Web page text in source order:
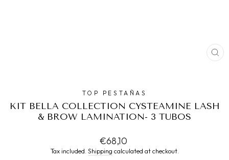
TOP PESTAÑAS
KIT BELLA COLLECTION CYSTEAMINE LASH
& BROW LAMINATION- 3 TUBOS
Regular
price
€68,10
Tax included. Shipping calculated at checkout.